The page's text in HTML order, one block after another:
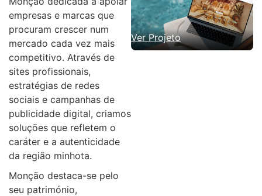
empresas e marcas que
procuram crescer num
mercado cada vez mais
competitivo. Através de
sites profissionais,
estratégias de redes
sociais e campanhas de
publicidade digital, criamos
soluções que refletem o
caráter e a autenticidade
da região minhota.
Monção destaca-se pelo
seu património,
Ver Projeto